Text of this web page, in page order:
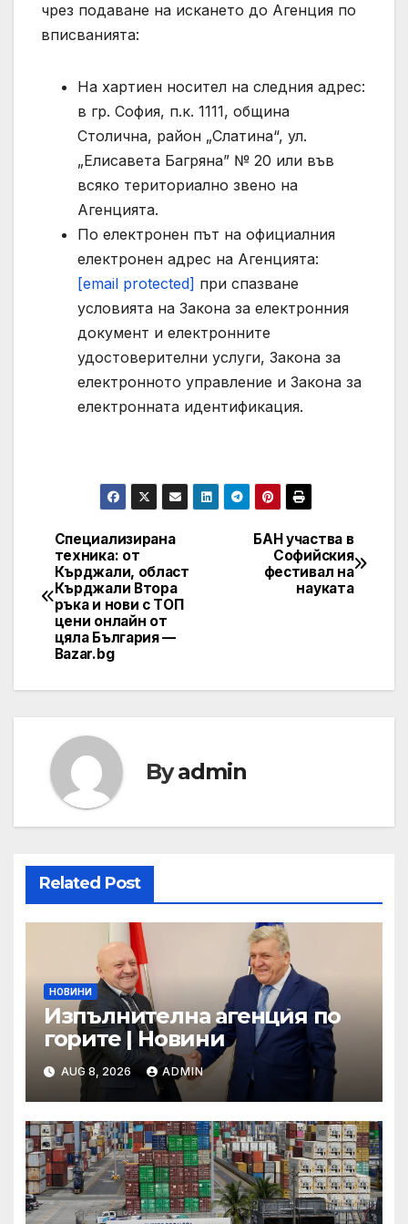
чрез подаване на искането до Агенция по
вписванията:
На хартиен носител на следния адрес:
в гр. София, п.к. 1111, община
Столична, район „Слатина“, ул.
„Елисавета Багряна” № 20 или във
всяко териториално звено на
Агенцията.
По електронен път на официалния
електронен адрес на Агенцията:
[email protected] при спазване
условията на Закона за електронния
документ и електронните
удостоверителни услуги, Закона за
електронното управление и Закона за
електронната идентификация.
Post
navigation
БАН участва в
Софийския
фестивал на
науката
Специализирана
техника: от
Кърджали, област
Кърджали Втора
ръка и нови с ТОП
цени онлайн от
цяла България —
Bazar.bg
Byadmin
Related Post
НОВИНИ
Изпълнителна агенция по
горите | Новини
AUG 8, 2026 ADMIN